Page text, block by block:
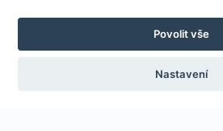
Povolit vše
Nastavení